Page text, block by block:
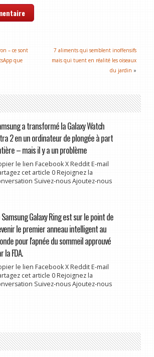
– ce sont
que
7 aliments qui semblent inoffensifs
mais qui tuent en réalité les oiseaux
du jardin »
a transformé la Galaxy Watch
2 en un ordinateur de plongée à part
– mais il y a un problème
le lien Facebook X Reddit E-mail
cet article 0 Rejoignez la
Suivez-nous Ajoutez-nous
Samsung Galaxy Ring est sur le point de
le premier anneau intelligent au
pour l'apnée du sommeil approuvé
la FDA.
le lien Facebook X Reddit E-mail
cet article 0 Rejoignez la
Suivez-nous Ajoutez-nous